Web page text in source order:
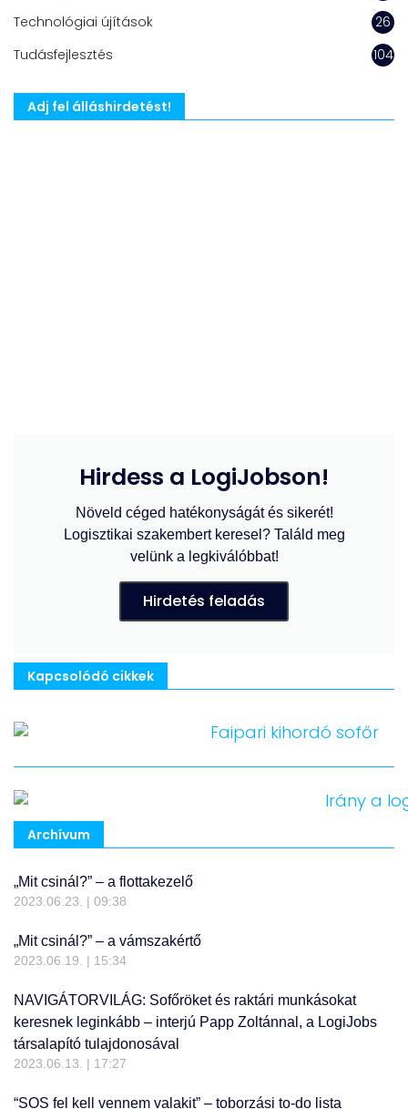
Technológiai újítások
26
Tudásfejlesztés
104
Adj fel álláshirdetést!
Hirdess a LogiJobson!
Növeld céged hatékonyságát és sikerét!
Logisztikai szakembert keresel? Találd meg
velünk a legkiválóbbat!
Hirdetés feladás
Kapcsolódó cikkek
Archívum
„Mit csinál?” – a flottakezelő
2023.06.23. 09:38
„Mit csinál?” – a vámszakértő
2023.06.19. 15:34
NAVIGÁTORVILÁG: Sofőröket és raktári munkásokat
keresnek leginkább – interjú Papp Zoltánnal, a LogiJobs
társalapító tulajdonosával
2023.06.13. 17:27
“SOS fel kell vennem valakit” – toborzási to-do lista